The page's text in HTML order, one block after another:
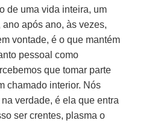
de uma vida inteira, um
após ano, às vezes,
vontade, é o que mantém
pessoal como
que tomar parte
chamado interior. Nós
verdade, é ela que entra
ser crentes, plasma o